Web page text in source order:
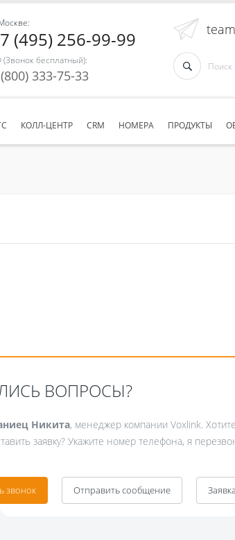
(495) 256-99-99
(Звонок бесплатный):
333-75-33
КОЛЛ-ЦЕНТР CRM НОМЕРА ПРОДУКТЫ
ВОПРОСЫ?
Никита, менеджер компании Voxlink.
заявку? Укажите номер телефона, я
звонок Отправить сообщение